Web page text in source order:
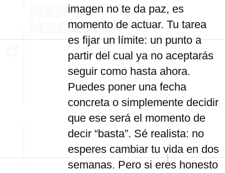
imagen no te da paz, es
momento de actuar. Tu tarea
es fijar un límite: un punto a
partir del cual ya no aceptarás
seguir como hasta ahora.
Puedes poner una fecha
concreta o simplemente decidir
que ese será el momento de
decir “basta”. Sé realista: no
esperes cambiar tu vida en dos
semanas. Pero si eres honesto